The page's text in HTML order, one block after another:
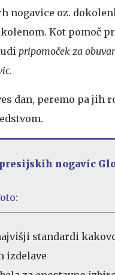
nogavice oz.
Kot pomoč
pripomoček za
.
dan, peremo pa jih
nogavic
standardi
izdelave